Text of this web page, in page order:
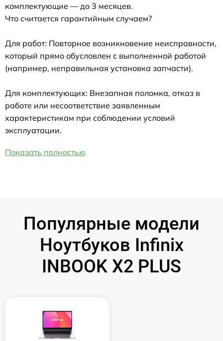
комплектующие — до 3 месяцев.
Что считается гарантийным случаем?
Для работ: Повторное возникновение неисправности,
который прямо обусловлен с выполненной работой
(например, неправильная установка запчасти).
Для комплектующих: Внезапная поломка, отказ в
работе или несоответствие заявленным
характеристикам при соблюдении условий
эксплуатации.
Показать полностью
Популярные модели
Ноутбуков Infinix
INBOOK X2 PLUS